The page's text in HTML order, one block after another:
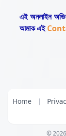
এই অনলাইন
আমাক এই
Home |
© 2026